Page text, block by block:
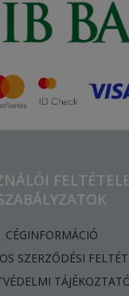
CÉGINFORMÁCIÓ
SZERZŐDÉSI